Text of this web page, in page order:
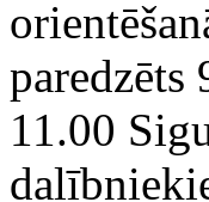
paredzēts
11.00